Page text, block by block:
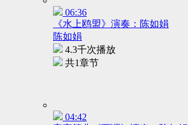
06:36
《水上鸥盟》演奏：陈如娟
陈如娟
4.3千次播放
共1章节
04:42